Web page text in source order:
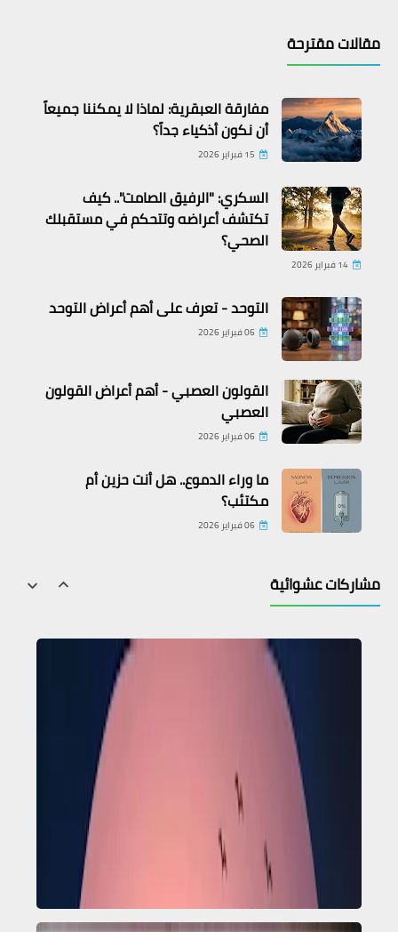
مقالات مقترحة
مفارقة العبقرية: لماذا لا يمكننا جميعاً
أن نكون أذكياء جداً؟
15 فبراير 2026
السكري: "الرفيق الصامت".. كيف
تكتشف أعراضه وتتحكم في مستقبلك
الصحي؟
14 فبراير 2026
التوحد - تعرف على أهم أعراض التوحد
06 فبراير 2026
القولون العصبي - أهم أعراض القولون
العصبي
06 فبراير 2026
ما وراء الدموع.. هل أنت حزين أم
مكتئب؟
06 فبراير 2026
مشاركات عشوائية